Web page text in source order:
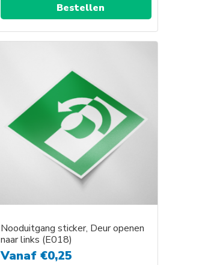
Bestellen
Nooduitgang sticker, Deur openen
naar links (E018)
Vanaf€0,25